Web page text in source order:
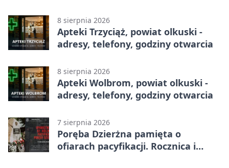
8 sierpnia 2026
Apteki Trzyciąż, powiat olkuski -
adresy, telefony, godziny otwarcia
8 sierpnia 2026
Apteki Wolbrom, powiat olkuski -
adresy, telefony, godziny otwarcia
7 sierpnia 2026
Poręba Dzierżna pamięta o
ofiarach pacyfikacji. Rocznica i